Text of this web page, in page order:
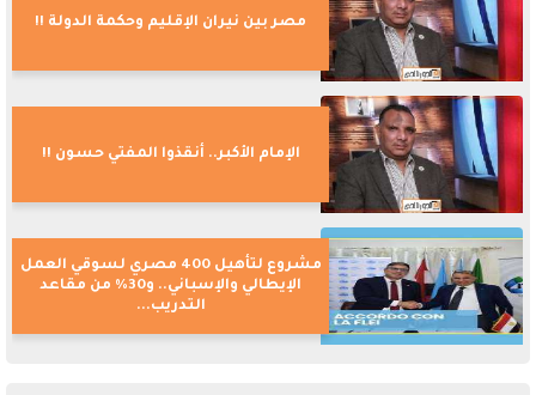
مصر بين نيران الإقليم وحكمة الدولة !!
الإمام الأكبر.. أنقذوا المفتي حسون !!
مشروع لتأهيل 400 مصري لسوقي العمل
الإيطالي والإسباني.. و30% من مقاعد
التدريب...